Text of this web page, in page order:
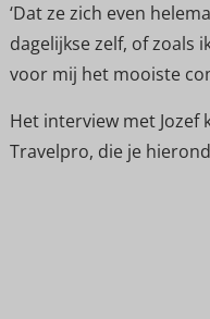
‘Dat ze zich even
dagelijkse zelf, of zoals
voor mij het mooiste
Het interview met Jozef
Travelpro, die je